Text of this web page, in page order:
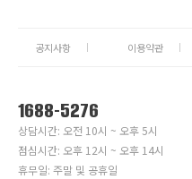
공지사항 이용약관
1688-5276
상담시간: 오전 10시 ~ 오후 5시
점심시간: 오후 12시 ~ 오후 14시
휴무일: 주말 및 공휴일